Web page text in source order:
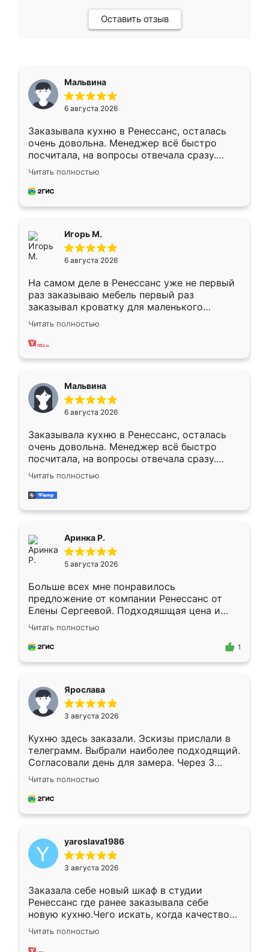
Оставить отзыв
Мальвина
6 августа 2026
Заказывала кухню в Ренессанс, осталась
очень довольна. Менеджер всё быстро
посчитала, на вопросы отвечала сразу.
Замерщик приехал в субботу, подошёл к
делу со всей ответственностью. Собрали
за день, ребята работали аккуратно, даже
Читать полностью
Игорь М.
6 августа 2026
На самом деле в Ренессанс уже не первый
раз заказываю мебель первый раз
заказывал кроватку для маленького
ребёнка при его рождении ,во второй раз
заказал шкаф-купе. По качеству очень
хорошее сборка достаточно быстрая,
меньше, здесь же он более разнообразный.
Мне нравится ,если что-то потребуется из
мебели буду заказывать только здесь.
Читать полностью
Мальвина
6 августа 2026
Заказывала кухню в Ренессанс, осталась
очень довольна. Менеджер всё быстро
посчитала, на вопросы отвечала сразу.
Замерщик приехал в субботу, подошёл к
делу со всей ответственностью. Собрали
за день, ребята работали аккуратно, даже
Читать полностью
Аринка Р.
5 августа 2026
Больше всех мне понравилось
предложение от компании Ренессанс от
Елены Сергеевой. Подходяшщая цена и
короткие сроки изготовления. Приехавший
для замера сотрудник Владислав
предложил по моему эскизу самый
Читать полностью
1
Ярослава
3 августа 2026
Кухню здесь заказали. Эскизы прислали в
телеграмм. Выбрали наиболее подходящий.
Согласовали день для замера. Через 3
недели кухня была уже готова. Остались
довольны работой. Спасибо Ренессанс
мебель за качественную работу!
Читать полностью
yaroslava1986
3 августа 2026
Заказала себе новый шкаф в студии
Ренессанс где ранее заказывала себе
новую кухню.Чего искать, когда качеством
вполне довольна. Служит кухня уже почти
два года, нареканий нет.
Читать полностью